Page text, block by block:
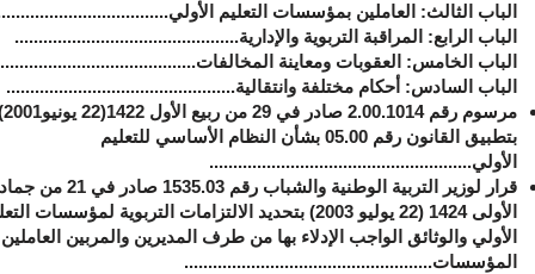
الباب الثالث: العاملين بمؤسسات التعليم
الباب الرابع: المراقبة التربوية والإدارية...............................................
الباب الخامس: العقوبات ومعاينة
الباب السادس: أحكام مختلفة وانتقالية................................................
مرسوم رقم 2.00.1014 صادر
بتطبيق القانون رقم 05.00 بشأن
النظام الأساسي للتعليم
الأولي.......................................................
قرار لوزير التربية الوطنية والشباب رقم 1535.03
الأولى 1424 (22 يوليو 2003) بتحديد الالتزامات التربوية لمؤسسات
الأولي والوثائق الواجب الإدلاء بها من طرف المديرين والمربين
المؤسسات....................................................